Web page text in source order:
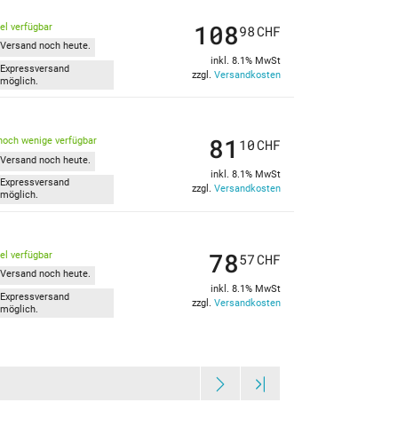
verfügbar
Versand noch heute.
Expressversand
möglich.
10898CHF
inkl. 8.1% MwSt
zzgl. Versandkosten
wenige verfügbar
Versand noch heute.
Expressversand
möglich.
81 10CHF
inkl. 8.1% MwSt
zzgl. Versandkosten
verfügbar
Versand noch heute.
Expressversand
möglich.
7857CHF
inkl. 8.1% MwSt
zzgl. Versandkosten